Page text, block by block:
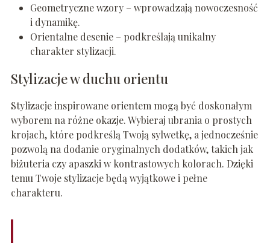
Geometryczne wzory – wprowadzają nowoczesność
i dynamikę.
Orientalne desenie – podkreślają unikalny
charakter stylizacji.
Stylizacje w duchu orientu
Stylizacje inspirowane orientem mogą być doskonałym
wyborem na różne okazje. Wybieraj ubrania o prostych
krojach, które podkreślą Twoją sylwetkę, a jednocześnie
pozwolą na dodanie oryginalnych dodatków, takich jak
biżuteria czy apaszki w kontrastowych kolorach. Dzięki
temu Twoje stylizacje będą wyjątkowe i pełne
charakteru.